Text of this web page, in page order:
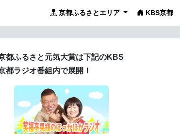
京都ふるさとエリア KBS京都
都ふるさと元気大賞は下記のKBS
都ラジオ番組内で展開！